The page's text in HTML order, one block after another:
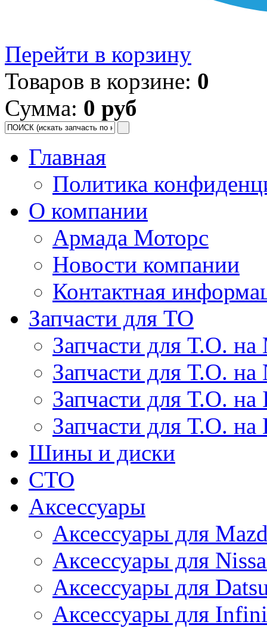
Перейти в корзину
Товаров в корзине: 0
Сумма: 0 руб
Главная
Политика
О компании
Армада Моторс
Новости компании
Контактная
Запчасти для ТО
Запчасти для Т.О. на
Запчасти для Т.О. на
Запчасти для Т.О.
Запчасти для Т.О. на
Шины и диски
СТО
Аксессуары
Аксессуары для
Аксессуары для
Аксессуары для
Аксессуары для